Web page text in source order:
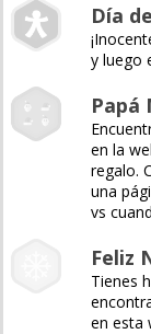
Día
y luego
Papá
en la
regalo.
una
vs
Feliz
Tienes
en esta